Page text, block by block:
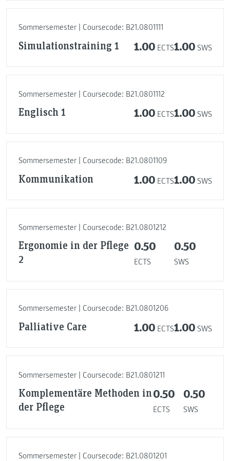
Sommersemester | Coursecode: B21.0801111
Simulationstraining 1 1.00 ECTS1.00 SWS
Sommersemester | Coursecode: B21.0801112
Englisch 1 1.00 ECTS1.00 SWS
Sommersemester | Coursecode: B21.0801109
Kommunikation 1.00 ECTS1.00 SWS
Sommersemester | Coursecode: B21.0801212
Ergonomie in der Pflege
2
0.50
ECTS
0.50
SWS
Sommersemester | Coursecode: B21.0801206
Palliative Care 1.00 ECTS1.00 SWS
Sommersemester | Coursecode: B21.0801211
Komplementäre Methoden in
der Pflege
0.50
ECTS
0.50
SWS
Sommersemester | Coursecode: B21.0801201